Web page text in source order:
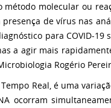
método molecular ou
de vírus nas
para COVID-
a agir mais
Rogério
Real, é uma
ocorram